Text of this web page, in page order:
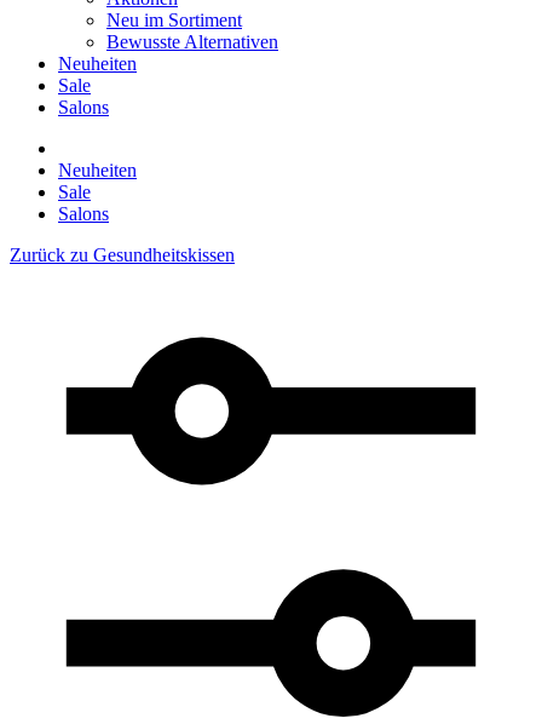
Neu im Sortiment
Bewusste Alternativen
Neuheiten
Sale
Salons
Neuheiten
Sale
Salons
Zurück zu Gesundheitskissen